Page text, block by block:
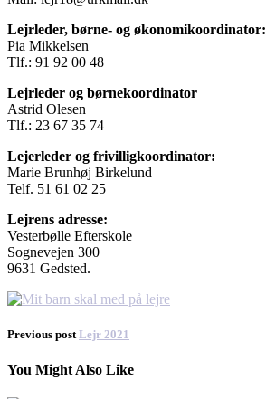
Lejrleder, børne- og økonomikoordinator:
Pia Mikkelsen
Tlf.: 91 92 00 48
Lejrleder og børnekoordinator
Astrid Olesen
Tlf.: 23 67 35 74
Lejerleder og frivilligkoordinator:
Marie Brunhøj Birkelund
Telf. 51 61 02 25
Lejrens adresse:
Vesterbølle Efterskole
Sognevejen 300
9631 Gedsted.
Previous post Lejr 2021
You Might Also Like